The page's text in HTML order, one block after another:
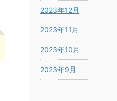
2023年12月
2023年11月
2023年10月
2023年9月